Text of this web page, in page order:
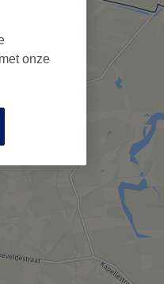
onze